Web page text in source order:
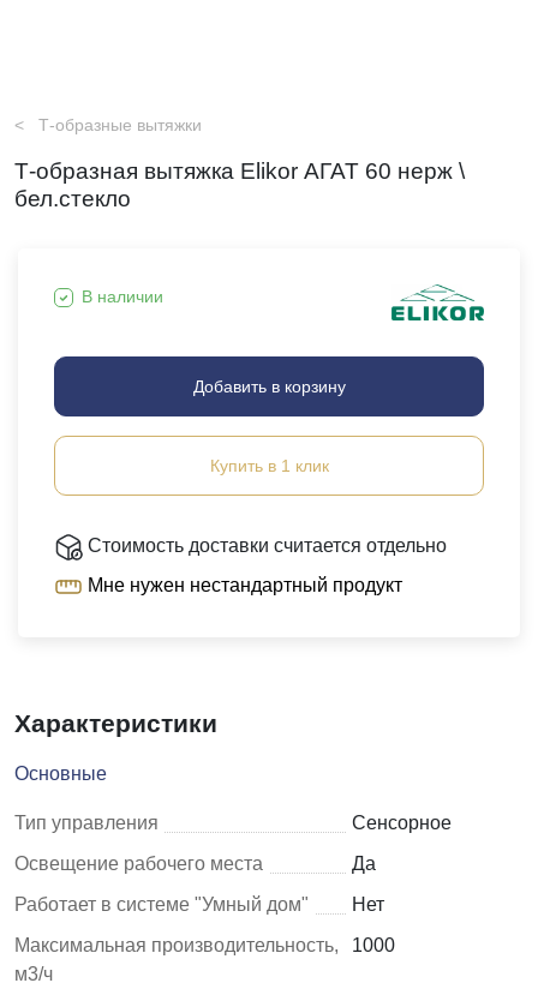
Т-образные вытяжки
Т-образная вытяжка Elikor АГАТ 60 нерж \
бел.стекло
В наличии
Добавить в корзину
Купить в 1 клик
Стоимость доставки считается отдельно
Мне нужен нестандартный продукт
Характеристики
Основные
Тип управления
Сенсорное
Освещение рабочего места
Да
Работает в системе "Умный дом"
Нет
Максимальная производительность,
м3/ч
1000